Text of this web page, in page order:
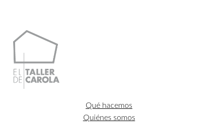
Qué hacemos
Quiénes somos